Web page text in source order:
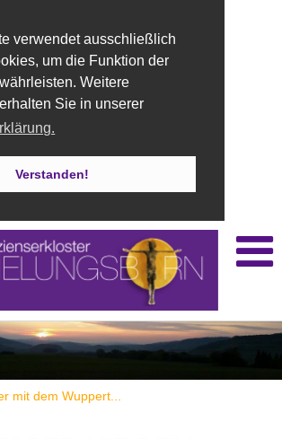
verwendet ausschließlich
um die Funktion der
Weitere
Sie in unserer
Verstanden!
mit dem Wuppert...